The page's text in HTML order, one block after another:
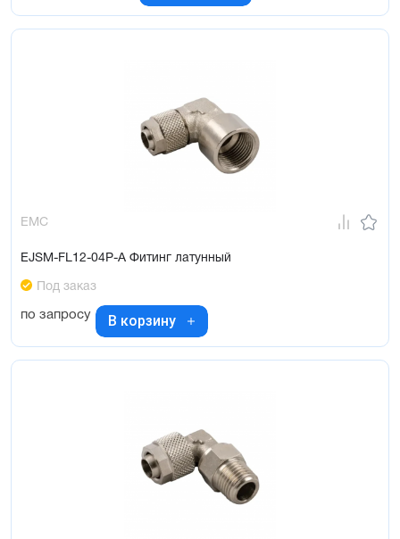
EMC
EJSM-FL12-04P-A Фитинг латунный
Под заказ
по запросу В корзину